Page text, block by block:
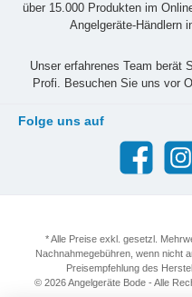
über 15.000 Produkten im
Angelgeräte-Händlern
Unser erfahrenes Team
Profi. Besuchen Sie uns vor
Folge uns auf
Facebook
* Alle Preise exkl. gesetzl.
Nachnahmegebühren, wenn nicht
Preisempfehlung des
© 2026 Angelgeräte Bode - Alle